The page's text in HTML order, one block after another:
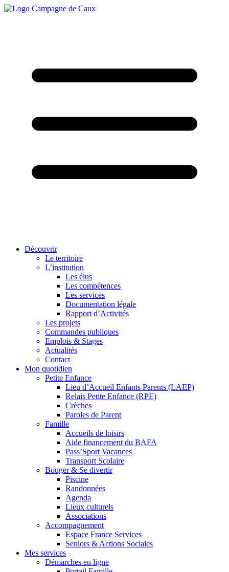
Découvrir
Le territoire
L’institution
Les élus
Les compétences
Les services
Documentation légale
Rapport d’Activités
Les projets
Commandes publiques
Emplois & Stages
Actualités
Contact
Mon quotidien
Petite Enfance
Lieu d’Accueil Enfants Parents (LAEP)
Relais Petite Enfance (RPE)
Crèches
Paroles de Parent
Famille
Accueils de loisirs
Aide financement du BAFA
Pass’Sport Vacances
Transport Scolaire
Bouger & Se divertir
Piscine
Randonnées
Agenda
Lieux culturels
Associations
Accompagnement
Espace France Services
Seniors & Actions Sociales
Mes services
Démarches en ligne